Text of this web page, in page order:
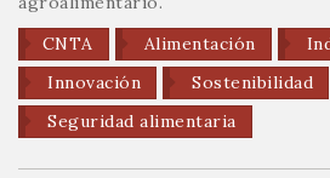
CNTA
Alimentación
Innovación
Sostenibilidad
Seguridad alimentaria